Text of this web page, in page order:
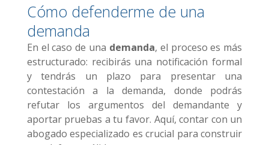
Cómo defenderme de una
demanda
En el caso de una demanda, el proceso es más
estructurado: recibirás una notificación formal
y tendrás un plazo para presentar una
contestación a la demanda, donde podrás
refutar los argumentos del demandante y
aportar pruebas a tu favor. Aquí, contar con un
abogado especializado es crucial para construir